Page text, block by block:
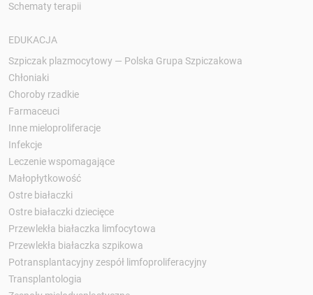
Schematy terapii
EDUKACJA
Szpiczak plazmocytowy — Polska Grupa Szpiczakowa
Chłoniaki
Choroby rzadkie
Farmaceuci
Inne mieloproliferacje
Infekcje
Leczenie wspomagające
Małopłytkowość
Ostre białaczki
Ostre białaczki dziecięce
Przewlekła białaczka limfocytowa
Przewlekła białaczka szpikowa
Potransplantacyjny zespół limfoproliferacyjny
Transplantologia